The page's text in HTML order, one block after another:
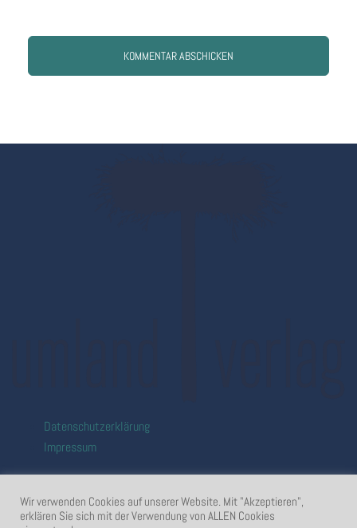
Datenschutzerklärung
Impressum
Wir verwenden Cookies auf unserer Website. Mit "Akzeptieren",
erklären Sie sich mit der Verwendung von ALLEN Cookies